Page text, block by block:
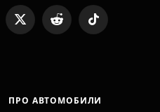
X
Reddit TikTok
ПРО АВТОМОБИЛИ